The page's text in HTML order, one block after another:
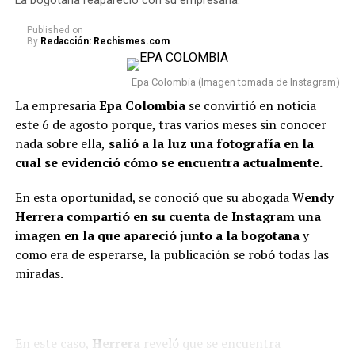
“Van dos meses. Hoy, después
de dos meses, estoy
totalmente tranquilo, estoy
bien. Incluso, para que dejen el
tema ahí también, con la
mamá de la niña estoy bien.
Como se lo dije a ella, tal vez
en algunas vainas no
compaginamos, se acabó lo
Published on
By Redacción: Rechismes.com
Epa Colombia (Imagen tomada de Instagram)
La empresariaEpa Colombiase convirtió en noticia
este 6 de agosto porque, tras varios meses sin conocer
nada sobre ella, salió a la luz una fotografía en la
cual se evidenció cómo se encuentra actualmente.
En esta oportunidad, se conoció que su abogada Wendy
Herrera compartió en su cuenta de Instagram una
imagen en la que apareció junto a la bogotanay
como era de esperarse, la publicación se robó todas las
miradas.
En este caso, Herrera reveló que se encuentra